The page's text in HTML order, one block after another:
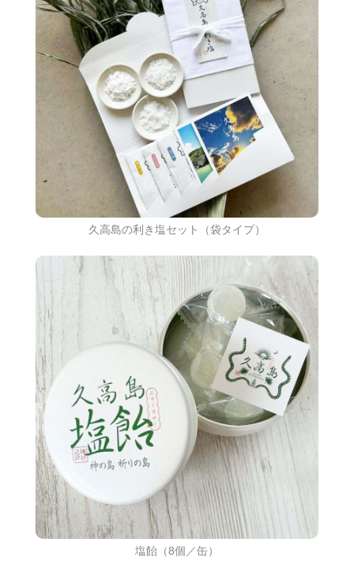
久高島の利き塩セット（袋タイプ）
塩飴（8個／缶）